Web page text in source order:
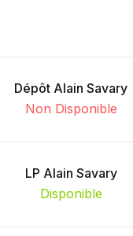
Dépôt Alain Savary
Non Disponible
LP Alain Savary
Disponible